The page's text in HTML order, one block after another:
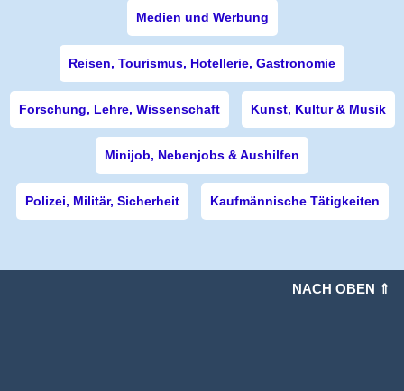
Medien und Werbung
Reisen, Tourismus, Hotellerie, Gastronomie
Forschung, Lehre, Wissenschaft Kunst, Kultur & Musik
Minijob, Nebenjobs & Aushilfen
Polizei, Militär, Sicherheit Kaufmännische Tätigkeiten
NACH OBEN ⇑